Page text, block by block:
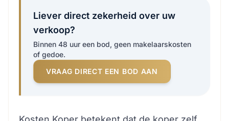
Liever direct zekerheid over uw
verkoop?
Binnen 48 uur een bod, geen makelaarskosten
of gedoe.
VRAAG DIRECT EEN BOD AAN